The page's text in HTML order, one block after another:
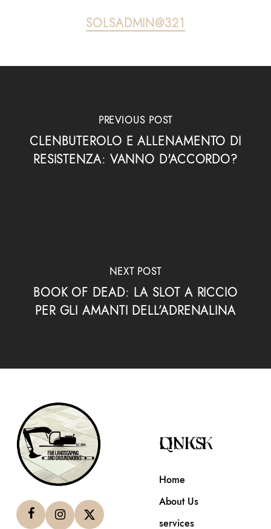
SOLSADMIN@321
PREVIOUS POST
CLENBUTEROLO E ALLENAMENTO DI
RESISTENZA: VANNO D'ACCORDO?
NEXT POST
BOOK OF DEAD: LA SLOT A RICCIO
PER GLI AMANTI DELL’ADRENALINA
QUICK LINKS
Home
About Us
services